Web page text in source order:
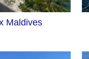
Maldives